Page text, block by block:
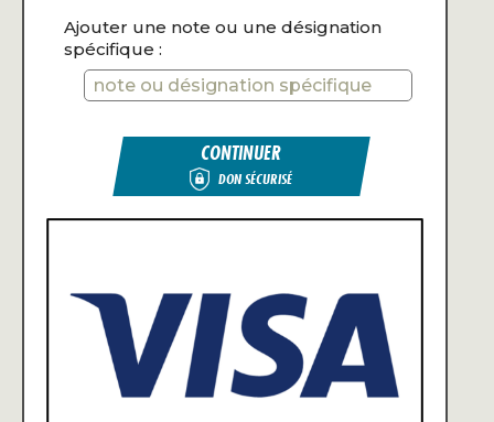
Ajouter une note ou une désignation
spécifique :
CONTINUER
DON SÉCURISÉ